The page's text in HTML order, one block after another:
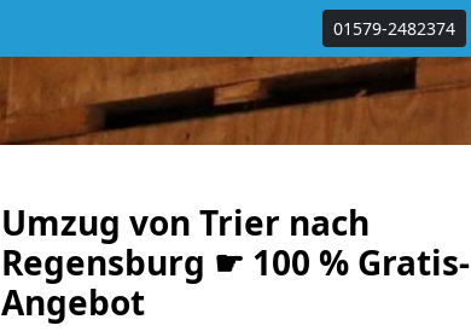
01579-2482374
Umzug von Trier nach
Regensburg ☛ 100 % Gratis-
Angebot